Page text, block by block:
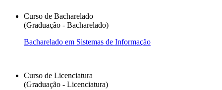
Curso de Bacharelado
(Graduação - Bacharelado)
Bacharelado em Sistemas de Informação
Curso de Licenciatura
(Graduação - Licenciatura)